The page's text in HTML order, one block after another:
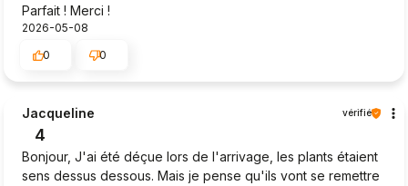
Parfait ! Merci !
2026-05-08
0
0
Jacqueline vérifié
4
Bonjour, J'ai été déçue lors de l'arrivage, les plants étaient
sens dessus dessous. Mais je pense qu'ils vont se remettre